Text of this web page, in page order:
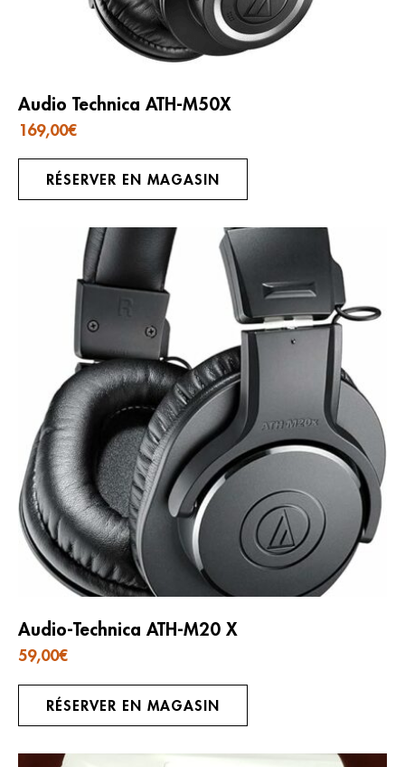
Audio Technica ATH-M50X
169,00€
RÉSERVER EN MAGASIN
Audio-Tech­nica ATH-M20 X
59,00€
RÉSERVER EN MAGASIN